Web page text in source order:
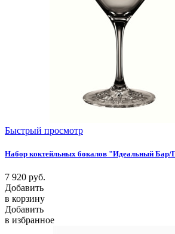
Быстрый просмотр
Набор коктейльных бокалов "Идеальный
7 920 руб.
Добавить
в корзину
Добавить
в избранное